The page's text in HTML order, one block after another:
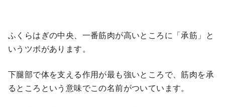
ふくらはぎの中央、一番筋肉が高いところに「承筋」と
いうツボがあります。
下腿部で体を支える作用が最も強いところで、筋肉を承
るところという意味でこの名前がついています。